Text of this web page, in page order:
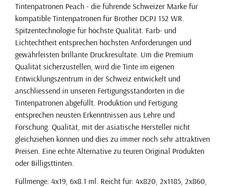
Tintenpatronen Peach - die führende Schweizer Marke für
kompatible Tintenpatronen für Brother DCPJ 152 WR.
Spitzentechnologie für höchste Qualität. Farb- und
Lichtechtheit entsprechen höchsten Anforderungen und
gewährleisten brillante Druckresultate. Um die Premium
Qualität sicherzustellen, wird die Tinte im eigenen
Entwicklungszentrum in der Schweiz entwickelt und
anschliessend in unseren Fertigungsstandorten in die
Tintenpatronen abgefüllt. Produktion und Fertigung
entsprechen neusten Erkenntnissen aus Lehre und
Forschung. Qualität, mit der asiatische Hersteller nicht
gleichziehen können und dies zu immer noch sehr attraktiven
Preisen. Eine echte Alternative zu teuren Original Produkten
oder Billigsttinten.
Füllmenge: 4x19, 6x8.1 ml. Reicht für: 4x820, 2x1185, 2x860,